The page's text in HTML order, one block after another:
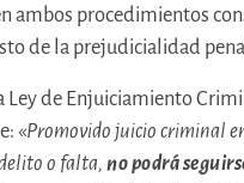
ambos procedimientos
de la prejudicialidad
Ley de Enjuiciamiento
«Promovido juicio criminal
o falta, no podrá